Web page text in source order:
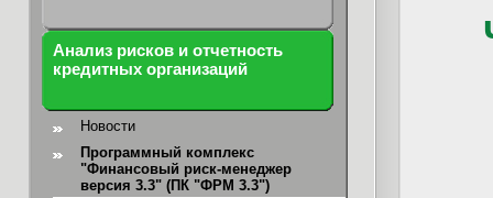
Анализ рисков и отчетность
кредитных организаций
Новости
Программный комплекс
"Финансовый риск-менеджер
версия 3.3" (ПК "ФРМ 3.3")